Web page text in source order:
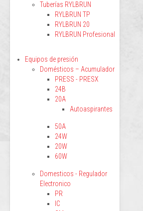
Tuberías RYLBRUN
RYLBRUN TP
RYLBRUN 20
RYLBRUN Profesional
Equipos de presión
Domésticos – Acumulador
PRESS - PRESX
24B
20A
Autoaspirantes
50A
24W
20W
60W
Domesticos - Regulador
Electronico
PR
IC